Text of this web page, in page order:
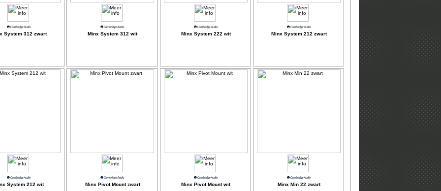
System 312 zwart Minx System 312 wit Minx System 222 wit Minx System 212 zwart
System 212 wit Minx Pivot Mount zwart Minx Pivot Mount wit Minx Min 22 zwart